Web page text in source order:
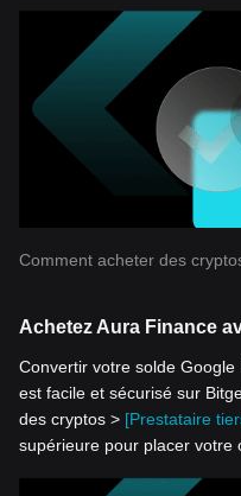
Comment acheter des
Achetez Aura Finance
Convertir votre solde
est facile et sécurisé sur
des cryptos > [Prestataire
supérieure pour placer votre